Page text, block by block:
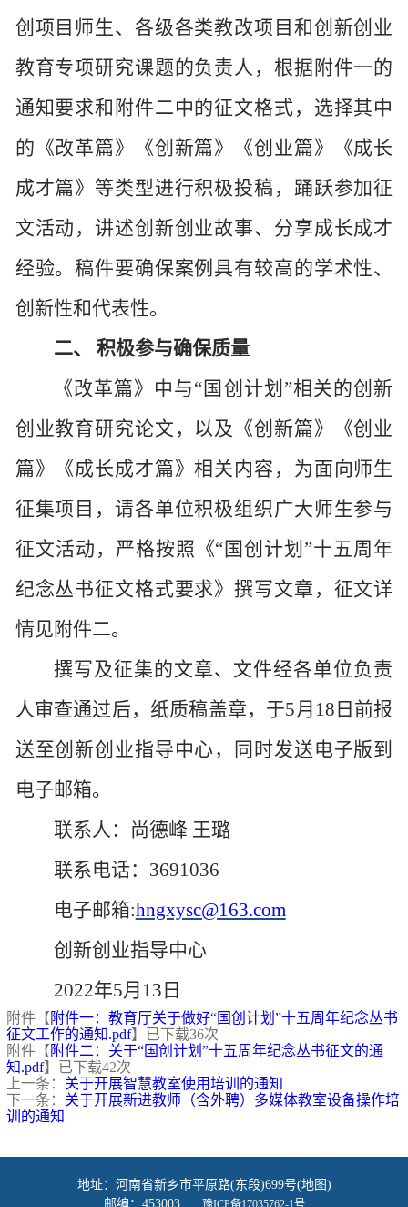
创项目师生、各级各类教改项目和创新创业
教育专项研究课题的负责人，根据附件一的
通知要求和附件二中的征文格式，选择其中
的《改革篇》《创新篇》《创业篇》《成长
成才篇》等类型进行积极投稿，踊跃参加征
文活动，讲述创新创业故事、分享成长成才
经验。稿件要确保案例具有较高的学术性、
创新性和代表性。
二、 积极参与确保质量
《改革篇》中与“国创计划”相关的创新
创业教育研究论文，以及《创新篇》《创业
篇》《成长成才篇》相关内容，为面向师生
征集项目，请各单位积极组织广大师生参与
征文活动，严格按照《“国创计划”十五周年
纪念丛书征文格式要求》撰写文章，征文详
情见附件二。
撰写及征集的文章、文件经各单位负责
人审查通过后，纸质稿盖章，于5月18日前报
送至创新创业指导中心，同时发送电子版到
电子邮箱。
联系人：尚德峰 王璐
联系电话：3691036
电子邮箱:hngxysc@163.com
创新创业指导中心
2022年5月13日
附件【 附件一：教育厅关于做好“国创计划”十五周年纪念丛书
征文工作的通知.pdf】已下载36次
附件【 附件二：关于“国创计划”十五周年纪念丛书征文的通
知.pdf】已下载42次
上一条： 关于开展智慧教室使用培训的通知
下一条： 关于开展新进教师（含外聘）多媒体教室设备操作培
训的通知
地址：河南省新乡市平原路(东段)699号(地图)
邮编：453003 豫ICP备17035762-1号